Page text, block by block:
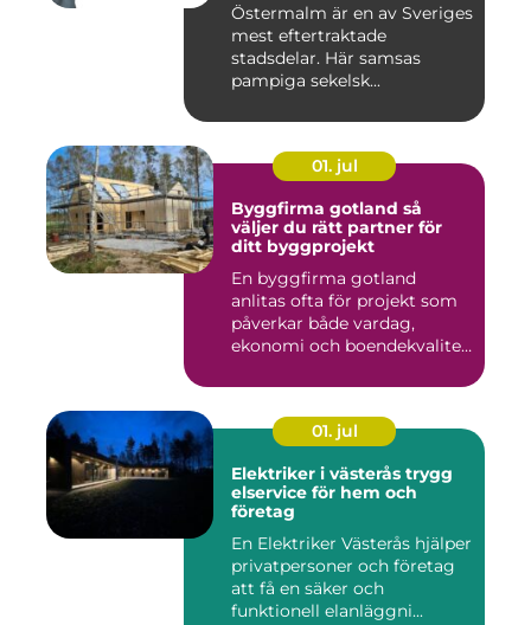
adress
Östermalm är en av Sveriges
mest eftertraktade
stadsdelar. Här samsas
pampiga sekelsk...
01. jul
Byggfirma gotland så
väljer du rätt partner för
ditt byggprojekt
En byggfirma gotland
anlitas ofta för projekt som
påverkar både vardag,
ekonomi och boendekvalitet
01. jul
Elektriker i västerås trygg
elservice för hem och
företag
En Elektriker Västerås hjälper
privatpersoner och företag
att få en säker och
funktionell elanläggni...